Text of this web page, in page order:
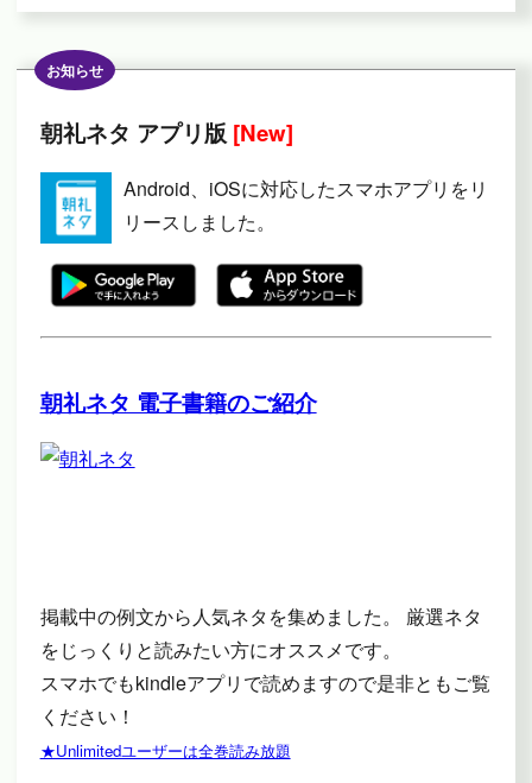
お知らせ
朝礼ネタ アプリ版 [New]
Android、iOSに対応したスマホアプリをリ
リースしました。
朝礼ネタ 電子書籍のご紹介
掲載中の例文から人気ネタを集めました。 厳選ネタ
をじっくりと読みたい方にオススメです。
スマホでもkindleアプリで読めますので是非ともご覧
ください！
★Unlimitedユーザーは全巻読み放題